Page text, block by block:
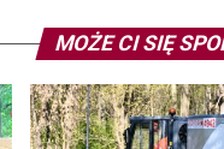
MOŻE CI SIĘ